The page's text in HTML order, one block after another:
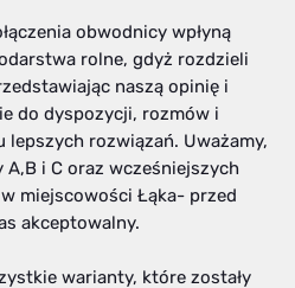
obwodnicy wpłyną
rolne, gdyż rozdzieli
naszą opinię i
do dyspozycji, rozmów i
rozwiązań. Uważamy,
i C oraz wcześniejszych
miejscowości Łąka- przed
akceptowalny.
warianty, które zostały